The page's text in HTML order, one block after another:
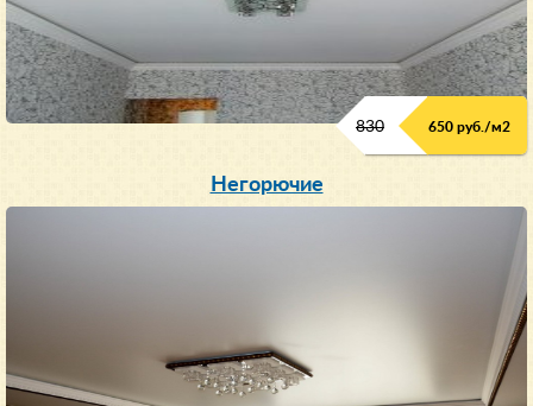
830 650 руб./м2
Негорючие